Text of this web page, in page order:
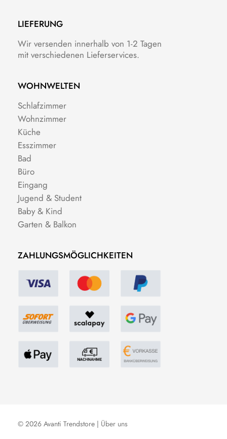
LIEFERUNG
Wir versenden innerhalb von 1-2 Tagen
mit verschiedenen Lieferservices.
WOHNWELTEN
Schlafzimmer
Wohnzimmer
Küche
Esszimmer
Bad
Büro
Eingang
Jugend & Student
Baby & Kind
Garten & Balkon
ZAHLUNGSMÖGLICHKEITEN
© 2026 Avanti Trendstore | Über uns